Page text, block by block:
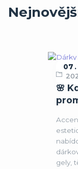
🌸
07
gely,